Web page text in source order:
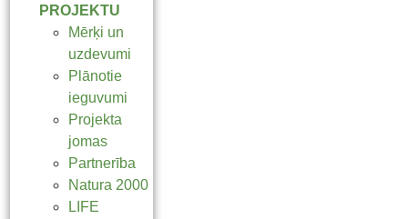
PROJEKTU
Mērķi un
uzdevumi
Plānotie
ieguvumi
Projekta
jomas
Partnerība
Natura 2000
LIFE